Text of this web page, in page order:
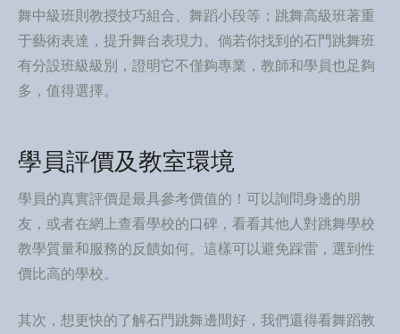
舞中級班則教授技巧組合、舞蹈小段等；跳舞高級班著重
于藝術表達，提升舞台表現力。倘若你找到的石門跳舞班
有分設班級級別，證明它不僅夠專業，教師和學員也足夠
多，值得選擇。
學員評價及教室環境
學員的真實評價是最具參考價值的！可以詢問身邊的朋
友，或者在網上查看學校的口碑，看看其他人對跳舞學校
教學質量和服務的反饋如何。這樣可以避免踩雷，選到性
價比高的學校。
其次，想更快的了解石門跳舞邊間好，我們還得看舞蹈教